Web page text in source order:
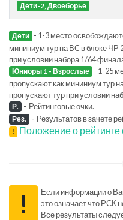
Дети-2, Двоеборье
Дети - 1-3 место
мининиум тур на ВС в блоке ЧР
при условии набора 1/64
Юниоры 1 - Взрослые - 1-25
пропускают как мининиум тур
пропускают тур при условии
Р. - Рейтинговые очки.
Рез. - Результатов в зачете
! Положение о
!
Если информации о
это означает что РСК
Все результаты